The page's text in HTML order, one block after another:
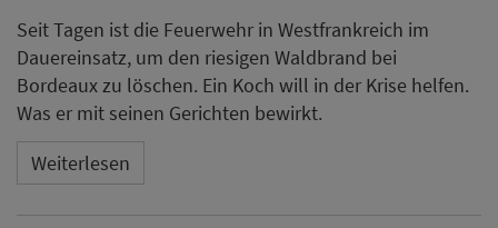
Seit Tagen ist die Feuerwehr in Westfrankreich im
Dauereinsatz, um den riesigen Waldbrand bei
Bordeaux zu löschen. Ein Koch will in der Krise helfen.
Was er mit seinen Gerichten bewirkt.
Weiterlesen